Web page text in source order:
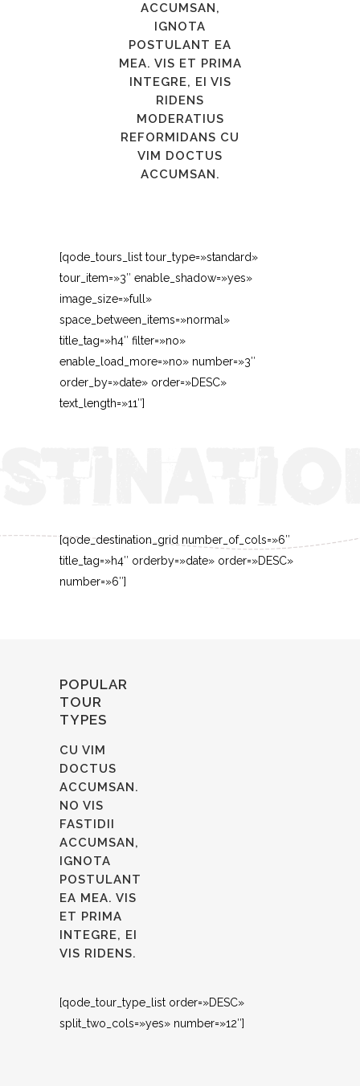
ACCUMSAN,
IGNOTA
POSTULANT EA
MEA. VIS ET PRIMA
INTEGRE, EI VIS
RIDENS
MODERATIUS
REFORMIDANS CU
VIM DOCTUS
ACCUMSAN.
[qode_tours_list tour_type=»standard»
tour_item=»3″ enable_shadow=»yes»
image_size=»full»
space_between_items=»normal»
title_tag=»h4″ filter=»no»
enable_load_more=»no» number=»3″
order_by=»date» order=»DESC»
text_length=»11″]
[qode_destination_grid number_of_cols=»6″
title_tag=»h4″ orderby=»date» order=»DESC»
number=»6″]
POPULAR
TOUR
TYPES
CU VIM
DOCTUS
ACCUMSAN.
NO VIS
FASTIDII
ACCUMSAN,
IGNOTA
POSTULANT
EA MEA. VIS
ET PRIMA
INTEGRE, EI
VIS RIDENS.
[qode_tour_type_list order=»DESC»
split_two_cols=»yes» number=»12″]